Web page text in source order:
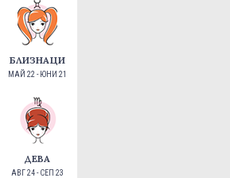
БЛИЗНАЦИ
МАЙ 22 - ЮНИ 21
ДЕВА
АВГ 24 - СЕП 23